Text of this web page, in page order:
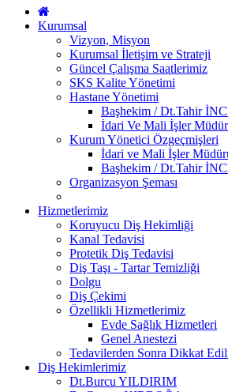
Kurumsal
Vizyon, Misyon
Kurumsal İletişim ve Strateji
Güncel Çalışma Saatlerimiz
SKS Kalite Yönetimi
Hastane Yönetimi
Başhekim / Dt.Tahir
İdari Ve Mali İşler
Kurum Yönetici Özgeçmişleri
İdari ve Mali İşler
Başhekim / Dt.Tahir
Organizasyon Şeması
Hizmetlerimiz
Koruyucu Diş Hekimliği
Kanal Tedavisi
Protetik Diş Tedavisi
Diş Taşı - Tartar Temizliği
Dolgu
Diş Çekimi
Özellikli Hizmetlerimiz
Evde Sağlık Hizmetleri
Genel Anestezi
Tedavilerden Sonra Dikkat
Diş Hekimlerimiz
Dt.Burcu YILDIRIM